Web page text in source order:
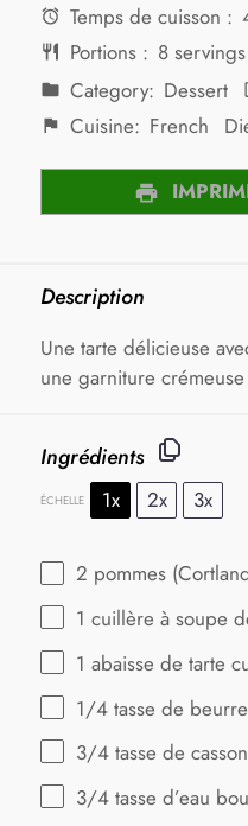
Temps de cuisson :
Portions : 8servings
Category: Dessert
Cuisine: French
Description
Une tarte délicieuse
une garniture
Ingrédients
ÉCHELLE 1x 2x 3x
2 pommes
1 cuillère à soupe
1 abaisse de tarte
1/4 tasse de beurre
3/4 tasse de
3/4 tasse d’eau